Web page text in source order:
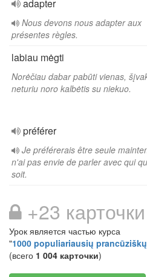
adapter
Nous devons nous adapter aux
présentes règles.
labiau mėgti
Norėčiau dabar pabūti vienas,
neturiu noro kalbėtis su niekuo.
préférer
Je préférerais être seule
n'ai pas envie de parler avec qui
soit.
+23 карточки
Урок является частью курса
"1000 populiariausių
(всего 1 004 карточки)